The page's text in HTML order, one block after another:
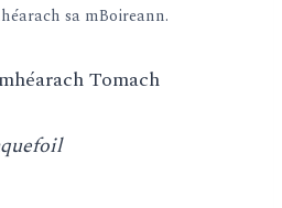
sa mBoireann.
Tomach